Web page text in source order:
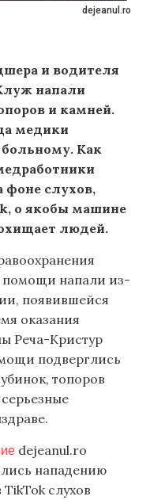
dejeanul.ro
и водителя
напали
и камней.
медики
Как
фоне слухов,
о якобы машине
людей.
помощи напали из-
появившейся
оказания
Реча-Кристур
подверглись
топоров
dejeanul.ro
нападению
слухов